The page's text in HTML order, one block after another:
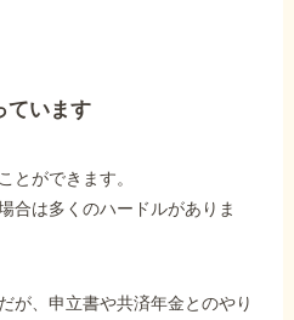
をする
ています
とができます。
合は多くのハードルがありま
が、申立書や共済年金とのやり